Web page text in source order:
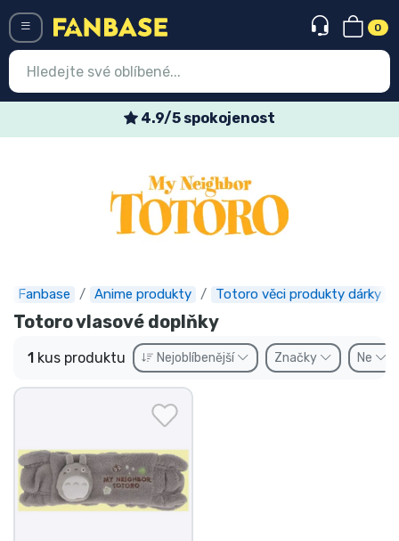
0
4.9/5 spokojenost
Fanbase Anime produkty Totoro věci produkty dárky
Totoro vlasové doplňky
1 kus produktu Nejoblíbenější Značky Ne
Nejnovější věci
Expresní doručení
Předobjednat
Outlet produkty
Doprava a platba
Seriálové věci
Filmové věci